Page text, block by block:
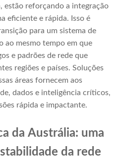
estão reforçando a integração
eficiente e rápida. Isso é
para um sistema de
ao mesmo tempo em que
e padrões de rede que
regiões e países. Soluções
áreas fornecem aos
dados e inteligência críticos,
rápida e impactante.
da Austrália: uma
da rede